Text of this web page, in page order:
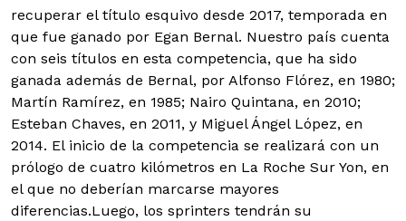
recuperar el título esquivo desde 2017, temporada en
que fue ganado por Egan Bernal. Nuestro país cuenta
con seis títulos en esta competencia, que ha sido
ganada además de Bernal, por Alfonso Flórez, en 1980;
Martín Ramírez, en 1985; Nairo Quintana, en 2010;
Esteban Chaves, en 2011, y Miguel Ángel López, en
2014. El inicio de la competencia se realizará con un
prólogo de cuatro kilómetros en La Roche Sur Yon, en
el que no deberían marcarse mayores
diferencias.Luego, los sprinters tendrán su